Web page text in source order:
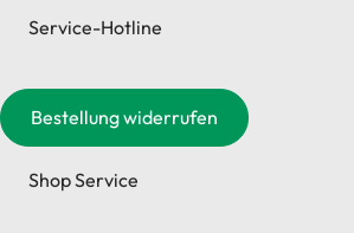
Service-Hotline
Bestellung widerrufen
Shop Service